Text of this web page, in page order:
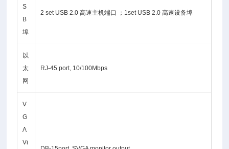
S
B
埠
2 set USB 2.0 高速主机端口 ；1set USB 2.0 高速设备埠
以
太
网
RJ-45 port, 10/100Mbps
V
G
A
Vi